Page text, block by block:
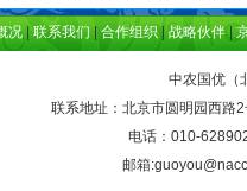
况|联系我们| 合作组织 |战略伙伴|
中农国优（
联系地址：北京市圆明园西路
电话：010-
邮箱